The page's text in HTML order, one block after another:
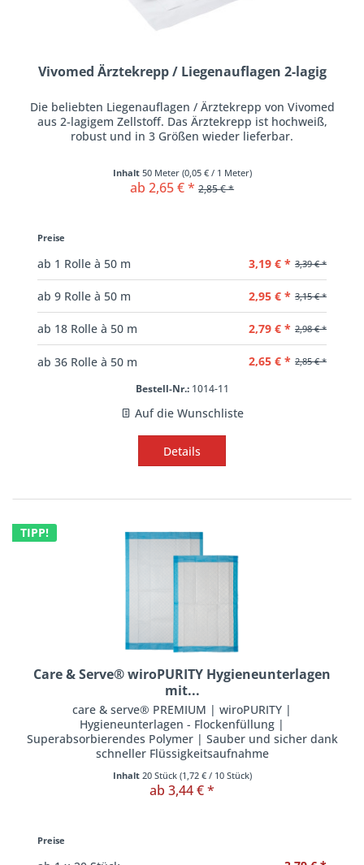
Vivomed Ärztekrepp / Liegenauflagen 2-lagig
Die beliebten Liegenauflagen / Ärztekrepp von Vivomed
aus 2-lagigem Zellstoff. Das Ärztekrepp ist hochweiß,
robust und in 3 Größen wieder lieferbar.
Inhalt 50 Meter (0,05 €/ 1 Meter)
ab 2,65 € * 2,85 € *
Preise
ab 1 Rolle à 50 m 3,19 € * 3,39 € *
ab 9 Rolle à 50 m 2,95 € * 3,15 € *
ab 18 Rolle à 50 m 2,79 € * 2,98 € *
ab 36 Rolle à 50 m 2,65 € * 2,85 € *
Bestell-Nr.:1014-11
Auf die Wunschliste
Details
TIPP!
Care & Serve® wiroPURITY Hygieneunterlagen
mit...
care & serve® PREMIUM | wiroPURITY |
Hygieneunterlagen - Flockenfüllung |
Superabsorbierendes Polymer | Sauber und sicher dank
schneller Flüssigkeitsaufnahme
Inhalt 20 Stück (1,72 €/ 10 Stück)
ab 3,44 € *
Preise